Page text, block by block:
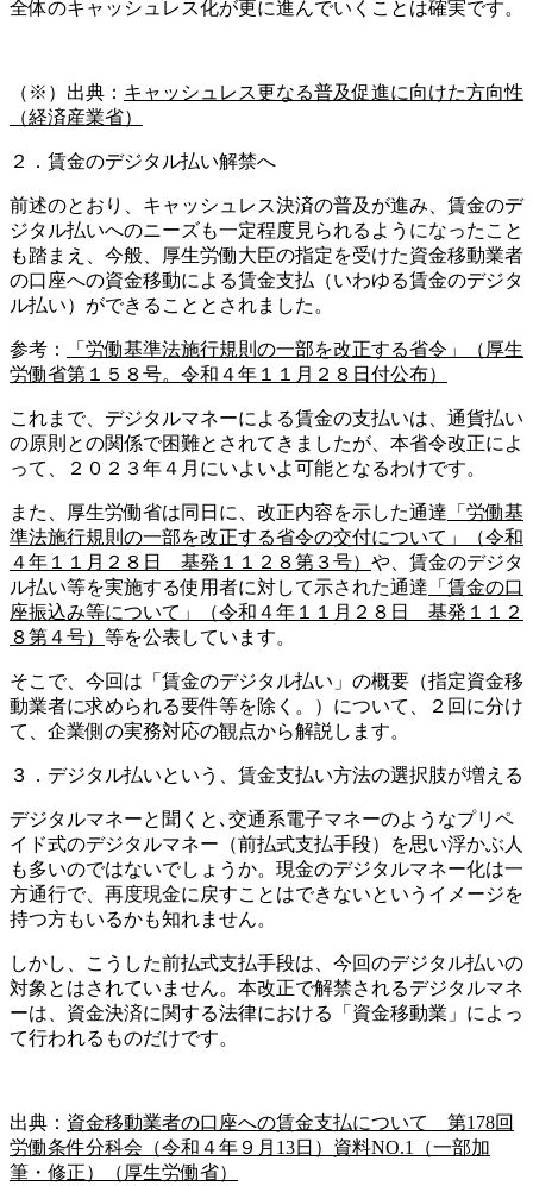
全体のキャッシュレス化が更に進んでいくことは確実です。
（※）出典： キャッシュレス更なる普及促進に向けた方向性
（経済産業省）
２．賃金のデジタル払い解禁へ
前述のとおり、キャッシュレス決済の普及が進み、賃金のデ
ジタル払いへのニーズも一定程度見られるようになったこと
も踏まえ、今般、厚生労働大臣の指定を受けた資金移動業者
の口座への資金移動による賃金支払（いわゆる賃金のデジタ
ル払い）ができることとされました。
参考：
「労働基準法施行規則の一部を改正する省令」（厚生
労働省第１５８号。令和４年１１月２８日付公布）
これまで、デジタルマネーによる賃金の支払いは、通貨払い
の原則との関係で困難とされてきましたが、本省令改正によ
って、２０２３年４月にいよいよ可能となるわけです。
また、厚生労働省は同日に、改正内容を示した通達 「労働基
準法施行規則の一部を改正する省令の交付について」（令和
４年１１月２８日 基発１１２８第３号） や、賃金のデジタ
ル払い等を実施する使用者に対して示された通達 「賃金の口
座振込み等について」（令和４年１１月２８日 基発１１２
８第４号） 等を公表しています。
そこで、今回は「賃金のデジタル払い」の概要（指定資金移
動業者に求められる要件等を除く。）について、２回に分け
て、企業側の実務対応の観点から解説します。
３．デジタル払いという、賃金支払い方法の選択肢が増える
デジタルマネーと聞くと､交通系電子マネーのようなプリペ
イド式のデジタルマネー（前払式支払手段）を思い浮かぶ人
も多いのではないでしょうか。現金のデジタルマネー化は一
方通行で、再度現金に戻すことはできないというイメージを
持つ方もいるかも知れません。
しかし、こうした前払式支払手段は、今回のデジタル払いの
対象とはされていません。本改正で解禁されるデジタルマネ
ーは、資金決済に関する法律における「資金移動業」によっ
て行われるものだけです。
出典： 資金移動業者の口座への賃金支払について 第178回
労働条件分科会（令和４年９月13日）資料NO.1（一部加
筆・修正）（厚生労働省）